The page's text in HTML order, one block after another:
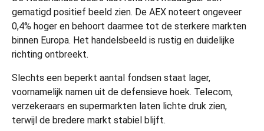
gematigd positief beeld zien. De AEX noteert ongeveer
0,4% hoger en behoort daarmee tot de sterkere markten
binnen Europa. Het handelsbeeld is rustig en duidelijke
richting ontbreekt.
Slechts een beperkt aantal fondsen staat lager,
voornamelijk namen uit de defensieve hoek. Telecom,
verzekeraars en supermarkten laten lichte druk zien,
terwijl de bredere markt stabiel blijft.